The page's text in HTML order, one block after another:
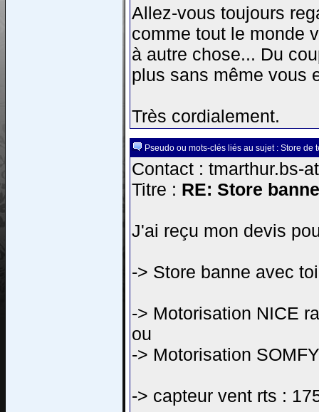
Allez-vous toujours
comme tout le monde
à autre chose... Du
plus sans même vous
Très cordialement.
Pseudo ou mots-clés liés au sujet : Store de
Contact : tmarthur.bs-
Titre : RE: Store
J'ai reçu mon devis
-> Store banne avec
-> Motorisation NICE
ou
-> Motorisation
-> capteur vent rts :